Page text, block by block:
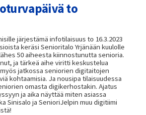
to
järjestämä infotilaisuus to 16.3.2023
keräsi Senioritalo Yrjänään kuulolle
50 aiheesta kiinnostunutta senioria.
ja tärkeä aihe viritti keskustelua
jatkossa seniorien digitaitojen
kohtaamisia. Ja nousipa tilaisuudessa
omasta digikerhostakin. Ajatus
ja aika näyttää miten asiassa
Sinisalo ja SenioriJelpin muu digitiimi